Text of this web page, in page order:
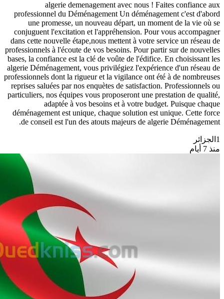
algerie demenagement avec nous ! Faites confiance aux
professionnel du Déménagement Un déménagement c'est d'abord
une promesse, un nouveau départ, un moment de la vie où se
conjuguent l'excitation et l'appréhension. Pour vous accompagner
dans cette nouvelle étape,nous mettent à votre service un réseau de
professionnels à l'écoute de vos besoins. Pour partir sur de nouvelles
bases, la confiance est la clé de voûte de l'édifice. En choisissant les
algerie Déménagement, vous privilégiez l'expérience d'un réseau de
professionnels dont la rigueur et la vigilance ont été à de nombreuses
reprises saluées par nos enquètes de satisfaction. Professionnels ou
particuliers, nos équipes vous proposeront une prestation de qualité,
adaptée à vos besoins et à votre budget. Puisque chaque
déménagement est unique, chaque solution est unique. Cette force
de conseil est l'un des atouts majeurs de algerie Déménagement.
1 الجزائر
منذ 7 أيام